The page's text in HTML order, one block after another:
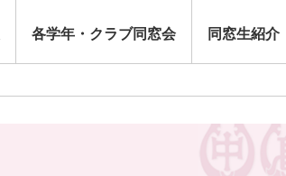
各学年・クラブ同窓会 同窓生紹介